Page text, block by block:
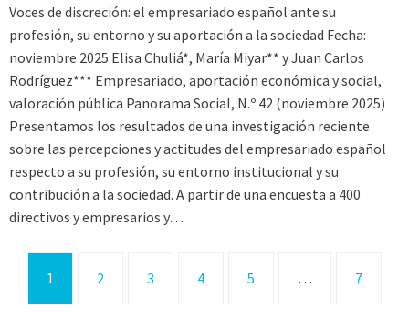
Voces de discreción: el empresariado español ante su
profesión, su entorno y su aportación a la sociedad Fecha:
noviembre 2025 Elisa Chuliá*, María Miyar** y Juan Carlos
Rodríguez*** Empresariado, aportación económica y social,
valoración pública Panorama Social, N.º 42 (noviembre 2025)
Presentamos los resultados de una investigación reciente
sobre las percepciones y actitudes del empresariado español
respecto a su profesión, su entorno institucional y su
contribución a la sociedad. A partir de una encuesta a 400
directivos y empresarios y…
1 2 3 4 5 … 7